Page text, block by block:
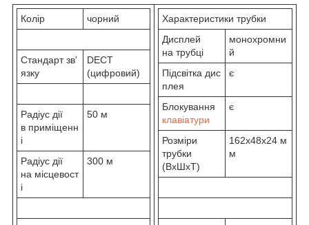
Колір чорний
Стандарт зв'
язку
DECT
(цифровий)
Радіус дії
в приміщенн
і
50 м
Радіус дії
на місцевост
і
300 м
Характеристики трубки
Дисплей
на трубці
монохромни
й
Підсвітка дис
плея
є
Блокування
клавіатури
є
Розміри
трубки
(ВхШхТ)
162x48x24 м
м